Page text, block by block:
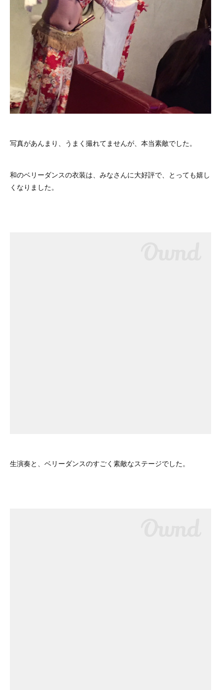
写真があんまり、うまく撮れてませんが、本当素敵でした。
和のベリーダンスの衣装は、みなさんに大好評で、とっても嬉し
くなりました。
生演奏と、ベリーダンスのすごく素敵なステージでした。